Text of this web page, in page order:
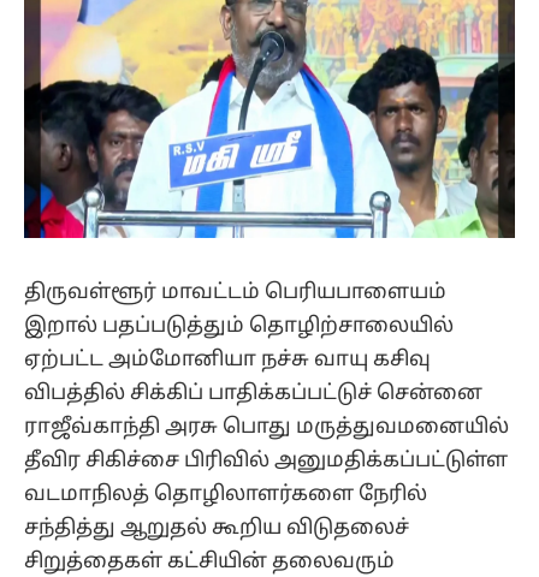
திருவள்ளூர் மாவட்டம் பெரியபாளையம்
இறால் பதப்படுத்தும் தொழிற்சாலையில்
ஏற்பட்ட அம்மோனியா நச்சு வாயு கசிவு
விபத்தில் சிக்கிப் பாதிக்கப்பட்டுச் சென்னை
ராஜீவ்காந்தி அரசு பொது மருத்துவமனையில்
தீவிர சிகிச்சை பிரிவில் அனுமதிக்கப்பட்டுள்ள
வடமாநிலத் தொழிலாளர்களை நேரில்
சந்தித்து ஆறுதல் கூறிய விடுதலைச்
சிறுத்தைகள் கட்சியின் தலைவரும்